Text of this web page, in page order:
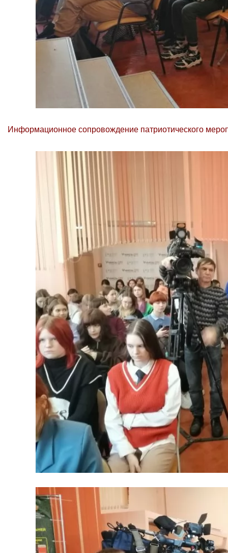
Информационное сопровождение патриотического